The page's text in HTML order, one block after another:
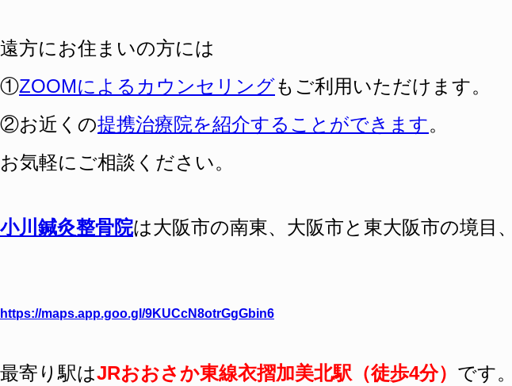
遠方にお住まいの方には
①ZOOMによるカウンセリングもご利用いただけます。
②お近くの提携治療院を紹介することができます。
お気軽にご相談ください。
小川鍼灸整骨院は大阪市の南東、大阪市と東大阪市の境目、
https://maps.app.goo.gl/9KUCcN8otrGgGbin6
最寄り駅はJRおおさか東線衣摺加美北駅（徒歩4分） です